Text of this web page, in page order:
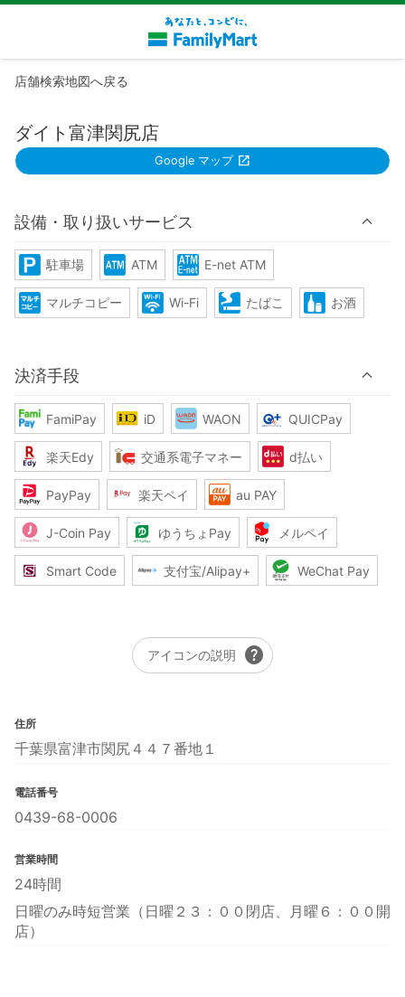
店舗検索地図へ戻る
ダイト富津関尻店
Google マップ
設備・取り扱いサービス
駐車場 ATM E-net ATM
マルチコピー Wi-Fi たばこ お酒
決済手段
FamiPay iD WAON QUICPay
楽天Edy 交通系電子マネー d払い
PayPay 楽天ペイ au PAY
J-Coin Pay ゆうちょPay メルペイ
Smart Code 支付宝/Alipay+ WeChat Pay
アイコンの説明 help
住所
千葉県富津市関尻４４７番地１
電話番号
0439-68-0006
営業時間
24時間
日曜のみ時短営業（日曜２３：００閉店、月曜６：００開
店）